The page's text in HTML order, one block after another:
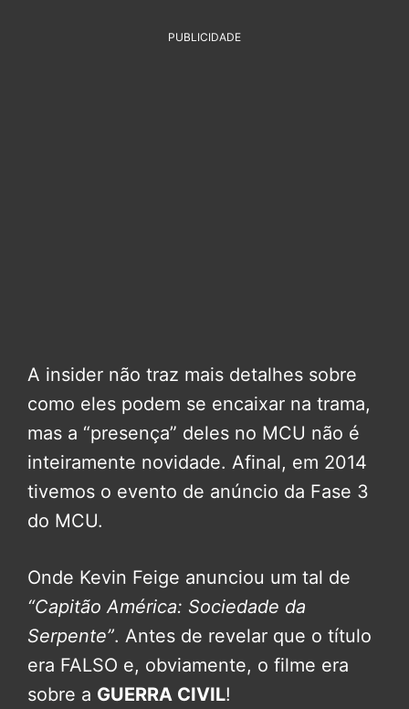
PUBLICIDADE
A insider não traz mais detalhes sobre
como eles podem se encaixar na trama,
mas a “presença” deles no MCU não é
inteiramente novidade. Afinal, em 2014
tivemos o evento de anúncio da Fase 3
do MCU.
Onde Kevin Feige anunciou um tal de
“Capitão América: Sociedade da
Serpente”. Antes de revelar que o título
era FALSO e, obviamente, o filme era
sobre a GUERRA CIVIL!